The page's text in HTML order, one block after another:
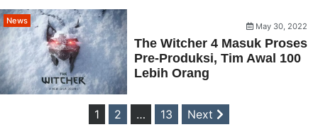
News
May 30, 2022
The Witcher 4 Masuk Proses
Pre-Produksi, Tim Awal 100
Lebih Orang
Posts
1 2 … 13 Next